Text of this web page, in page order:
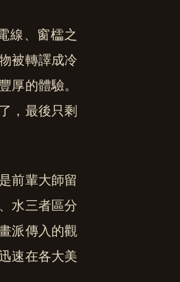
線、窗櫺之
被轉譯成冷
厚的體驗。
，最後只剩
前輩大師留
水三者區分
派傳入的觀
速在各大美